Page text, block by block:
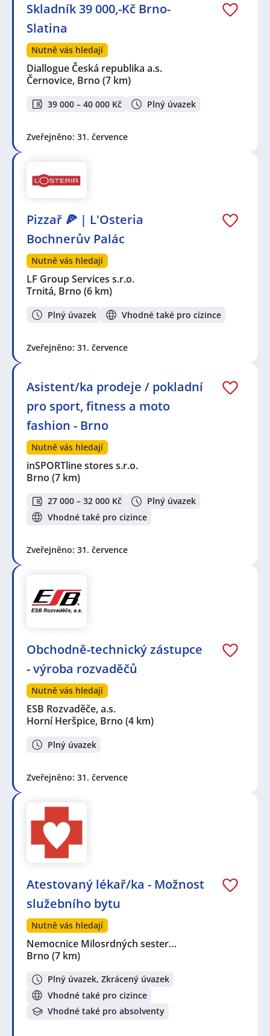
Skladník 39 000,-Kč Brno-
Slatina
Nutně vás hledají
Diallogue Česká republika a.s.
Černovice, Brno (7 km)
39 000 – 40 000 Kč Plný úvazek
Zveřejněno: 31. července
Pizzař 🍕 | L'Osteria
Bochnerův Palác
Nutně vás hledají
LF Group Services s.r.o.
Trnitá, Brno (6 km)
Plný úvazek Vhodné také pro cizince
Zveřejněno: 31. července
Asistent/ka prodeje / pokladní
pro sport, fitness a moto
fashion - Brno
Nutně vás hledají
inSPORTline stores s.r.o.
Brno (7 km)
27 000 – 32 000 Kč
Plný úvazek
Vhodné také pro cizince
Zveřejněno: 31. července
Obchodně-technický zástupce
- výroba rozvaděčů
Nutně vás hledají
ESB Rozvaděče, a.s.
Horní Heršpice, Brno (4 km)
Plný úvazek
Zveřejněno: 31. července
Atestovaný lékař/ka - Možnost
služebního bytu
Nutně vás hledají
Nemocnice Milosrdných sester…
Brno (7 km)
Plný úvazek, Zkrácený úvazek
Vhodné také pro cizince
Vhodné také pro absolventy